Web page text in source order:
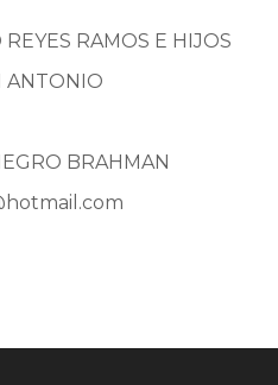
RAMOS E HIJOS
ANTONIO
BRAHMAN